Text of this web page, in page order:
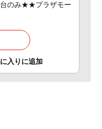
台のみ★★プラザモー